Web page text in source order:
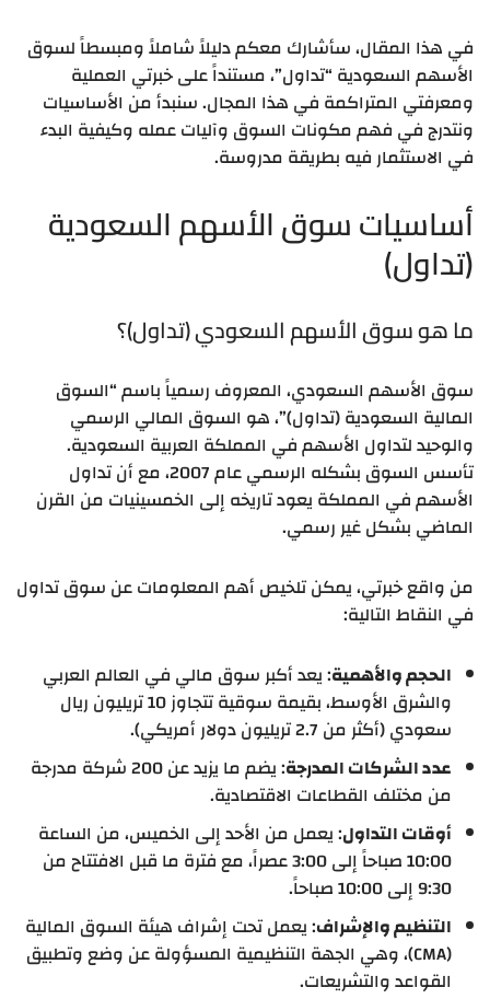
في هذا المقال، سأشارك معكم دليلاً شاملاً ومبسطاً لسوق
الأسهم السعودية “تداول”، مستنداً على خبرتي العملية
ومعرفتي المتراكمة في هذا المجال. سنبدأ من الأساسيات
ونتدرج في فهم مكونات السوق وآليات عمله وكيفية البدء
في الاستثمار فيه بطريقة مدروسة.
أساسيات سوق الأسهم السعودية
(تداول)
ما هو سوق الأسهم السعودي (تداول)؟
سوق الأسهم السعودي، المعروف رسمياً باسم “السوق
المالية السعودية (تداول)”، هو السوق المالي الرسمي
والوحيد لتداول الأسهم في المملكة العربية السعودية.
تأسس السوق بشكله الرسمي عام 2007، مع أن تداول
الأسهم في المملكة يعود تاريخه إلى الخمسينيات من القرن
الماضي بشكل غير رسمي.
من واقع خبرتي، يمكن تلخيص أهم المعلومات عن سوق تداول
في النقاط التالية:
الحجم والأهمية: يعد أكبر سوق مالي في العالم العربي
والشرق الأوسط، بقيمة سوقية تتجاوز 10 تريليون ريال
سعودي (أكثر من 2.7 تريليون دولار أمريكي).
عدد الشركات المدرجة
: يضم ما يزيد عن 200 شركة مدرجة
من مختلف القطاعات الاقتصادية.
أوقات التداول: يعمل من الأحد إلى الخميس، من الساعة
10:00 صباحاً إلى 3:00 عصراً، مع فترة ما قبل الافتتاح من
9:30 إلى 10:00 صباحاً.
التنظيم والإشراف: يعمل تحت إشراف هيئة السوق المالية
(CMA)، وهي الجهة التنظيمية المسؤولة عن وضع وتطبيق
القواعد والتشريعات.